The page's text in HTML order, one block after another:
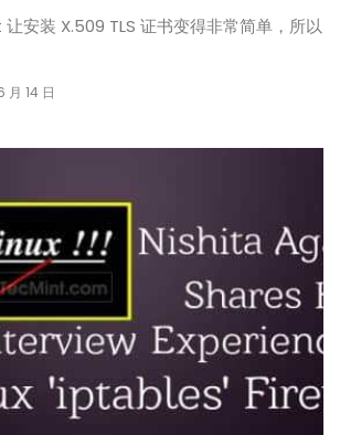
安装 X.509 TLS 证书变得非常简单，所以
月 14 日